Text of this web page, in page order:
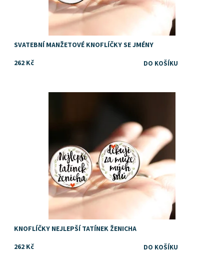
SVATEBNÍ MANŽETOVÉ KNOFLÍČKY SE JMÉNY
262 Kč
pro nejlepšího tchána
KNOFLÍČKY NEJLEPŠÍ TATÍNEK ŽENICHA
262 Kč